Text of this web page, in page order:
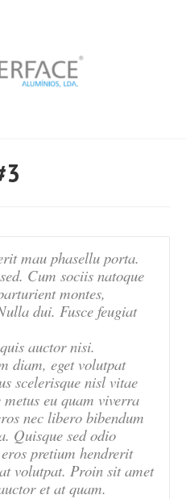
mau phasellu porta.
Cum sociis natoque
montes,
dui. Fusce feugiat
auctor nisi.
diam, eget volutpat
scelerisque nisl vitae
eu quam viverra
nec libero bibendum
Quisque sed odio
pretium hendrerit
volutpat. Proin sit amet
et at quam.